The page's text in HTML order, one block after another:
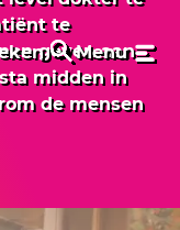
Menu
te
geven aan
midden in
de mensen